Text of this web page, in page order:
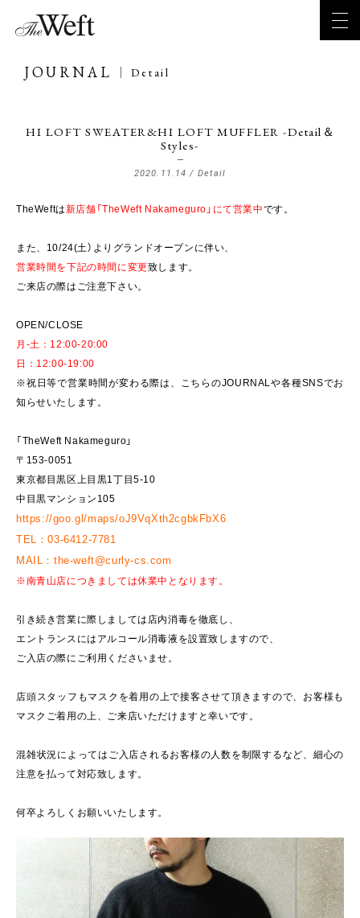
JOURNAL Detail
HI LOFT SWEATER&HI LOFT MUFFLER -Detail＆
Styles-
2020.11.14 / Detail
TheWeftは新店舗「TheWeft Nakameguro」にて営業中です。
また、10/24(土）よりグランドオープンに伴い、
営業時間を下記の時間に変更致します。
ご来店の際はご注意下さい。
OPEN/CLOSE
月-土：12:00-20:00
日：12:00-19:00
※祝日等で営業時間が変わる際は、こちらのJOURNALや各種SNSでお
知らせいたします。
「TheWeft Nakameguro」
〒153-0051
東京都目黒区上目黒1丁目5-10
中目黒マンション105
https://goo.gl/maps/oJ9VqXth2cgbkFbX6
TEL ：03-6412-7781
MAIL ：the-weft@curly-cs.com
※南青山店につきましては休業中となります。
引き続き営業に際しましては店内消毒を徹底し、
エントランスにはアルコール消毒液を設置致しますので、
ご入店の際にご利用くださいませ。
店頭スタッフもマスクを着用の上で接客させて頂きますので、お客様も
マスクご着用の上、ご来店いただけますと幸いです。
混雑状況によってはご入店されるお客様の人数を制限するなど、細心の
注意を払って対応致します。
何卒よろしくお願いいたします。